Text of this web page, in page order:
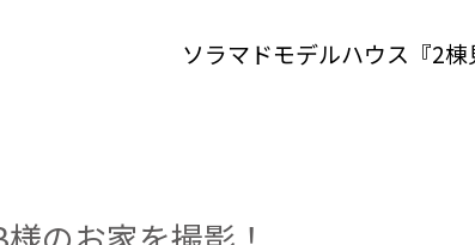
ソラマドモデルハウス『2棟